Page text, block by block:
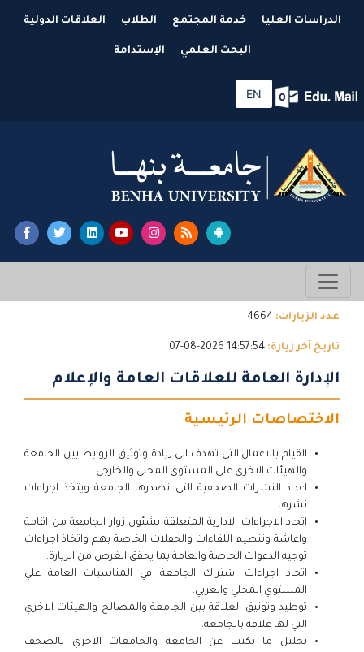
الدراسات العليا خدمة المجتمع الطلاب العلاقات الدولية
البحث العلمي الإستدامة
EN
عدد الزيارات: 4664
تاريخ آخر زيارة: 14:57:54 2026-08-07
الإدارة العامة للعلاقات العامة والإعلام
الاختصاصات الرئيسية
القيام بالاعمال التى تهدف الى زيادة وتوثيق الروابط بين الجامعة
والهيئات الاخري على المستوى المحلي والخارجي.
اعداد النشرات الصحفية التى تصدرها الجامعة ويتخذ اجراءات
نشرها.
اتخاذ الاجراءات الادارية المتعلقة بشئون زوار الجامعة من اقامة
واعاشة وتنظيم اللقاءات والحفلات الخاصة بهم واتخاذ اجراءات
توجيه الدعوات الخاصة والعامة بما يحقق الغرض من الزيارة.
اتخاذ اجراءات اشتراك الجامعة في المناسبات العامة علي
المستوي المحلي والعربي.
توطيد وتوثيق العلاقة بين الجامعة والمصالح والهيئات الاخري
التي لها علاقة بالجامعة.
تحليل ما يكتب عن الجامعة والجامعات الاخري بالصحف